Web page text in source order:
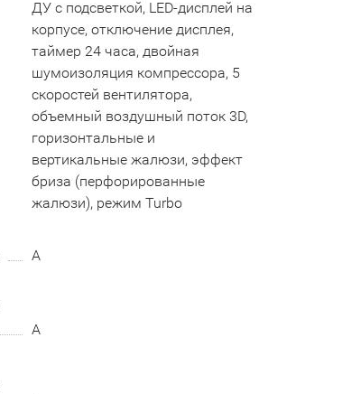
ДУ с подсветкой, LED-дисплей на
корпусе, отключение дисплея,
таймер 24 часа, двойная
шумоизоляция компрессора, 5
скоростей вентилятора,
объемный воздушный поток 3D,
горизонтальные и
вертикальные жалюзи, эффект
бриза (перфорированные
жалюзи), режим Turbo
A
А